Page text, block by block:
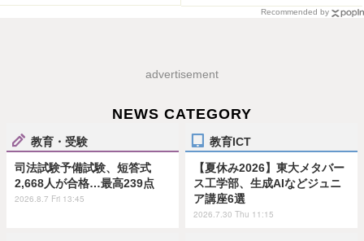
Recommended by
advertisement
NEWS CATEGORY
教育・受験
司法試験予備試験、短答式
2,668人が合格…最高239点
2026.8.7 Fri 13:45
教育ICT
【夏休み2026】東大メタバー
ス工学部、生成AIなどジュニ
ア講座6選
2026.7.30 Thu 11:15